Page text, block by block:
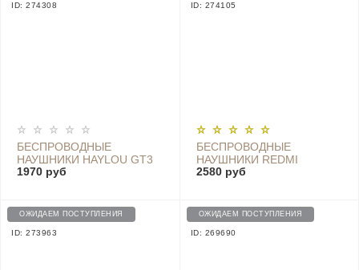
ID: 274308
БЕСПРОВОДНЫЕ
НАУШНИКИ HAYLOU GT3
PRO, BLACK
1970 руб
ID: 274105
БЕСПРОВОДНЫЕ
НАУШНИКИ REDMI
AIRDOTS 3 - TWSEJ08LS
2580 руб
ОЖИДАЕМ ПОСТУПЛЕНИЯ
ID: 273963
ОЖИДАЕМ ПОСТУПЛЕНИЯ
ID: 269690